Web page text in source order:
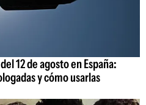
12 de agosto en España:
y cómo usarlas